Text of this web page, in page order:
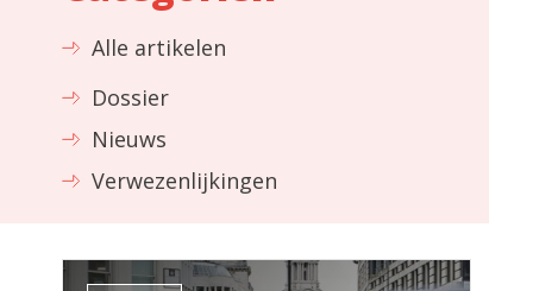
Alle artikelen
Dossier
Nieuws
Verwezenlijkingen